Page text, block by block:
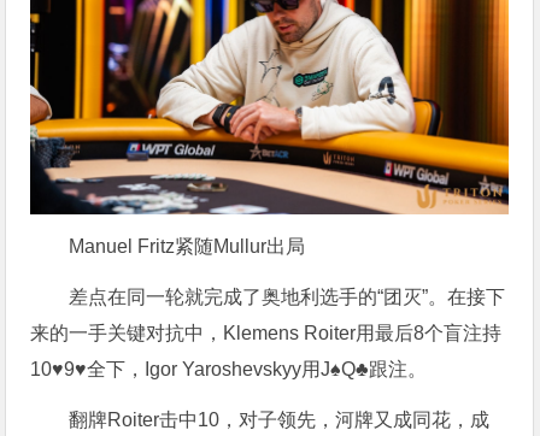
Manuel Fritz紧随Mullur出局
差点在同一轮就完成了奥地利选手的“团灭”。在接下
来的一手关键对抗中，Klemens Roiter用最后8个盲注持
10♥9♥全下，Igor Yaroshevskyy用J♠Q♣跟注。
翻牌Roiter击中10，对子领先，河牌又成同花，成